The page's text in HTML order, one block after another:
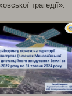
трагедії».